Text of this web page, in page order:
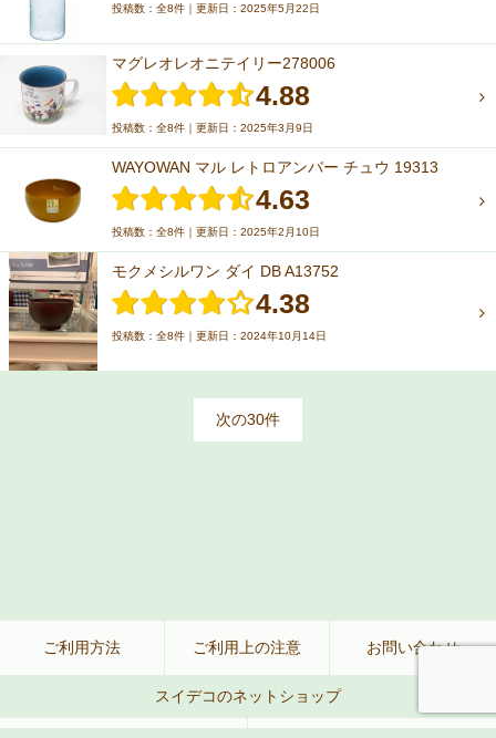
投稿数：全8件｜更新日：2025年5月22日
マグレオレオニテイリー278006
4.88
投稿数：全8件｜更新日：2025年3月9日
WAYOWAN マル レトロアンバー チュウ 19313
4.63
投稿数：全8件｜更新日：2025年2月10日
モクメシルワン ダイ DB A13752
4.38
投稿数：全8件｜更新日：2024年10月14日
次の30件
ご利用方法 ご利用上の注意 お問い合わせ
スイデコのネットショップ